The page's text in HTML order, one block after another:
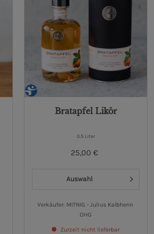
Bratapfel Likör
0.5 Liter
25,00 €
Auswahl
Verkäufer: MITNIG - Julius Kalbhenn
OHG
Zurzeit nicht lieferbar